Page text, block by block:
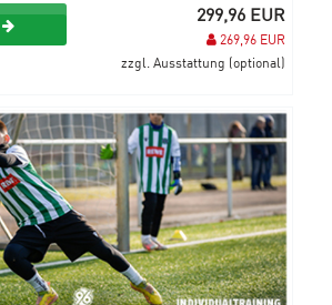
299,96 EUR
269,96 EUR
zzgl. Ausstattung (optional)